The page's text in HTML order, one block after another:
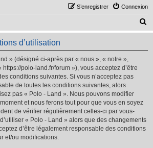
Connexion
S’enregistrer
e
d’utilisation
» (désigné ci-après par « nous », « notre »,
polo-land.fr/forum »), vous acceptez d’être
conditions suivantes. Si vous n’acceptez pas
de toutes les conditions suivantes, alors
pas « Polo - Land ». Nous pouvons modifier
et nous ferons tout pour que vous en soyez
de vérifier régulièrement celles-ci par vous-
« Polo - Land » alors que des changements
d’être légalement responsable des conditions
et/ou modifications.